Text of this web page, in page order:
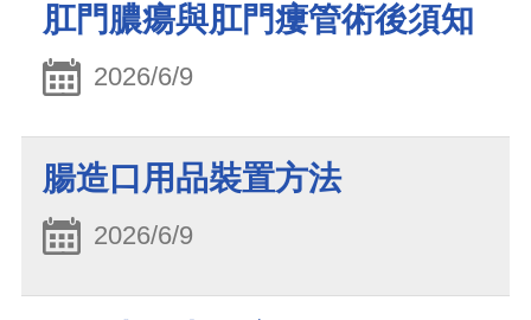
肛門膿瘍與肛門瘻管術後須知
2026/6/9
腸造口用品裝置方法
2026/6/9